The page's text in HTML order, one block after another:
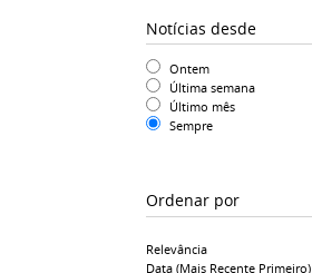
Notícias desde
Ontem
Última semana
Último mês
Sempre
Ordenar por
Relevância
Data (mais Recente Primeiro)